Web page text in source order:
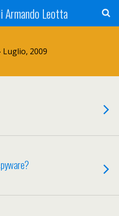
Armando Leotta
Luglio, 2009